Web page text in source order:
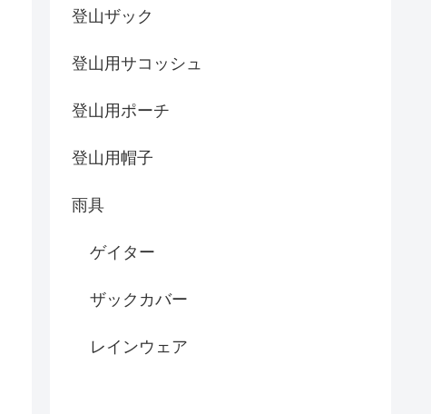
登山ザック
登山用サコッシュ
登山用ポーチ
登山用帽子
雨具
ゲイター
ザックカバー
レインウェア